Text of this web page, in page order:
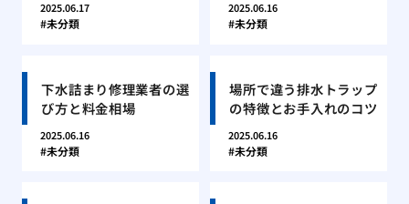
2025.06.17
未分類
2025.06.16
未分類
下水詰まり修理業者の選
び方と料金相場
2025.06.16
未分類
場所で違う排水トラップ
の特徴とお手入れのコツ
2025.06.16
未分類